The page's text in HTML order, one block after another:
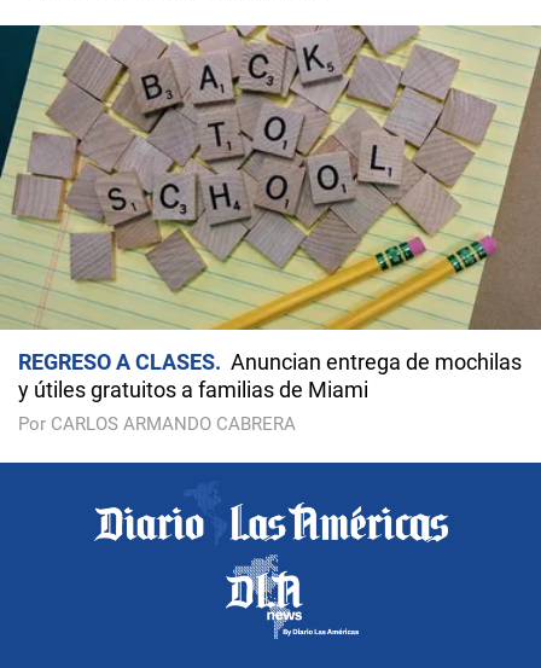
REGRESO A CLASES
Anuncian entrega de mochilas
y útiles gratuitos a familias de Miami
Por CARLOS ARMANDO CABRERA